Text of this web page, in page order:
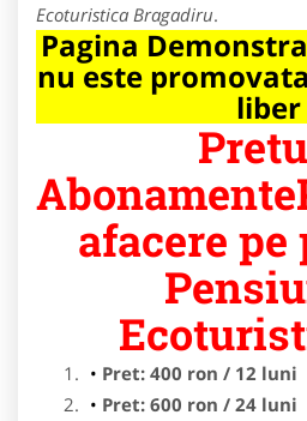
Ecoturistica Bragadiru.
Pagina
nu este
liber
afacere
Pret: 400 ron / 12 luni
Pret: 600 ron / 24 luni